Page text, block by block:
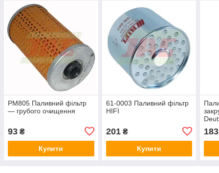
PM805 Паливний фільтр
— грубого очищення
93 ₴
Купити
61-0003 Паливний фільтр
HIFI
201₴
Купити
183